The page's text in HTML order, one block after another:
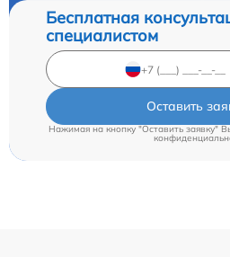
Бесплатная
специалистом
Оставить
Нажимая на кнопку "Оставить заявку"